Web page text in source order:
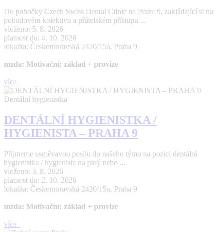
Do pobočky Czech Swiss Dental Clinic na Praze 9, zakládající si na
pohodovém kolektivu a přátelském přístupu ...
vloženo: 5. 8. 2026
platnost do: 4. 10. 2026
lokalita: Českomoravská 2420/15a, Praha 9
mzda: Motivační: základ + provize
více
Dentální hygienistka
DENTÁLNÍ HYGIENISTKA /
HYGIENISTA – PRAHA 9
Přijmeme usměvavou posilu do našeho týmu na pozici dentální
hygienistka / hygienista na plný nebo ...
vloženo: 3. 8. 2026
platnost do: 2. 10. 2026
lokalita: Českomoravská 2420/15a, Praha 9
mzda: Motivační: základ + provize
více